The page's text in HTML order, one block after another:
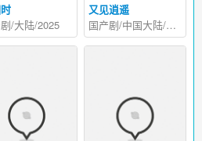
/大陆/2025
又见逍遥
国产剧/中国大陆/2024